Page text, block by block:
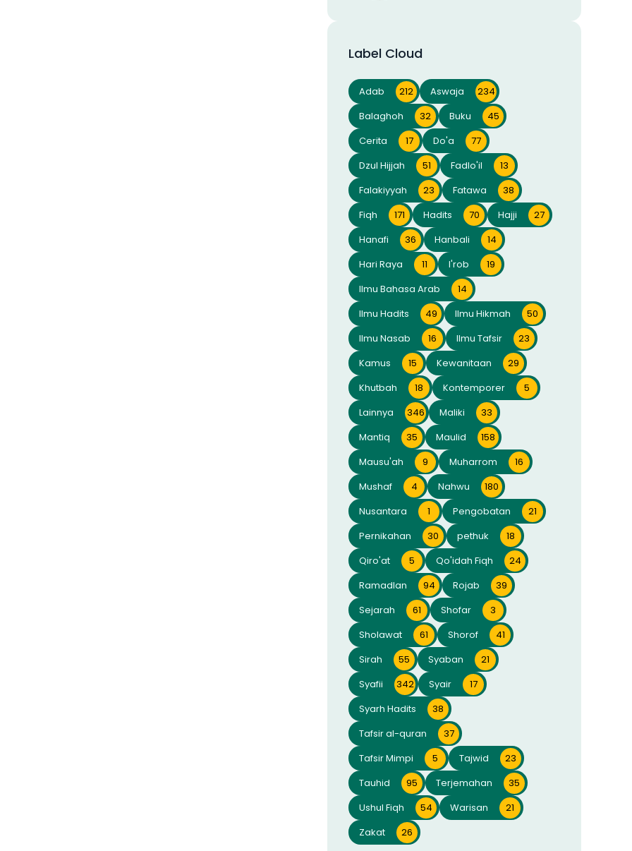
Label Cloud
Adab 212 Aswaja
234
Balaghoh
32 Buku
45
Cerita
17 Do'a
77
Dzul Hijjah
51 Fadlo'il
13
Falakiyyah
23 Fatawa
38
Fiqh
171 Hadits 70 Hajji
27
Hanafi
36 Hanbali
14
Hari Raya
11 I'rob
19
Ilmu Bahasa Arab
14
Ilmu Hadits
49 Ilmu Hikmah
50
Ilmu Nasab
16 Ilmu Tafsir
23
Kamus
15 Kewanitaan
29
Khutbah
18 Kontemporer
5
Lainnya
346 Maliki
33
Mantiq
35 Maulid
158
Mausu'ah
9 Muharrom
16
Mushaf
4 Nahwu
180
Nusantara
1 Pengobatan
21
Pernikahan
30 pethuk
18
Qiro'at
5 Qo'idah Fiqh
24
Ramadlan
94 Rojab
39
Sejarah
61 Shofar
3
Sholawat
61 Shorof
41
Sirah
55 Syaban
21
Syafii
342 Syair
17
Syarh Hadits
38
Tafsir al-quran
37
Tafsir Mimpi
5 Tajwid
23
Tauhid
95 Terjemahan
35
Ushul Fiqh
54 Warisan
21
Zakat
26